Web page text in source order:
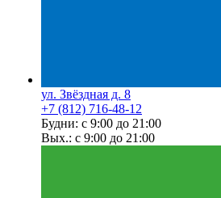
ул. Звёздная д. 8
+7 (812) 716-48-12
Будни: с 9:00 до 21:00
Вых.: с 9:00 до 21:00